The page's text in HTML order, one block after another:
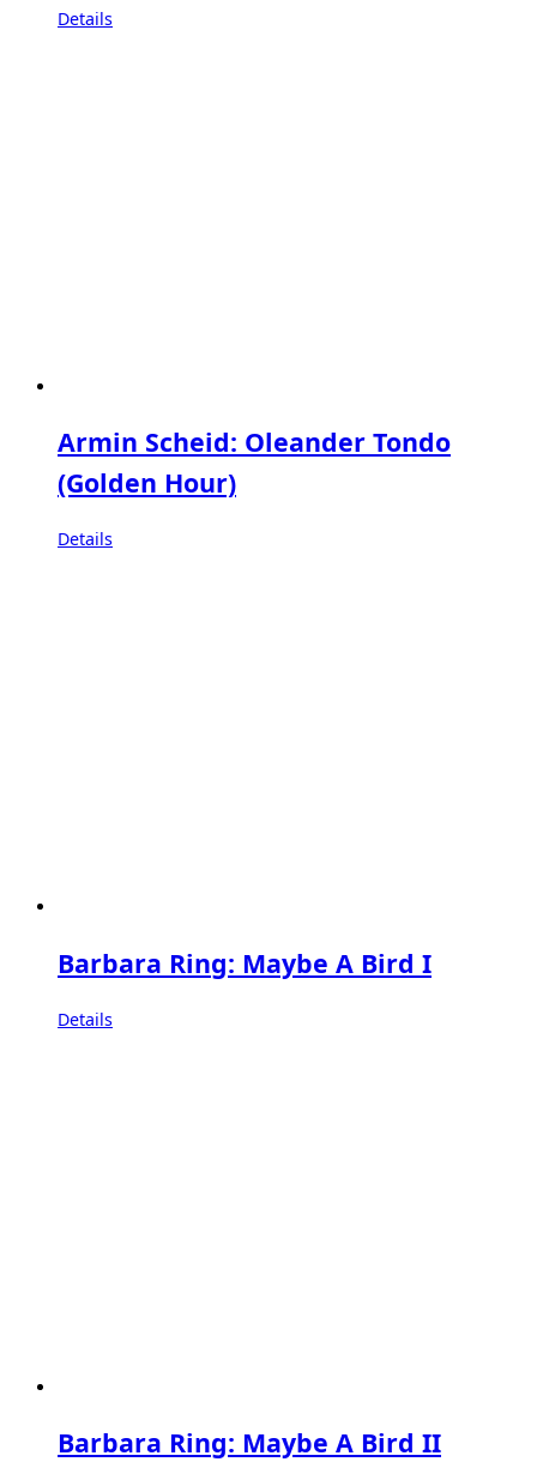
Details
Armin Scheid: Oleander Tondo
(Golden Hour)
Details
Barbara Ring: Maybe A Bird I
Details
Barbara Ring: Maybe A Bird II